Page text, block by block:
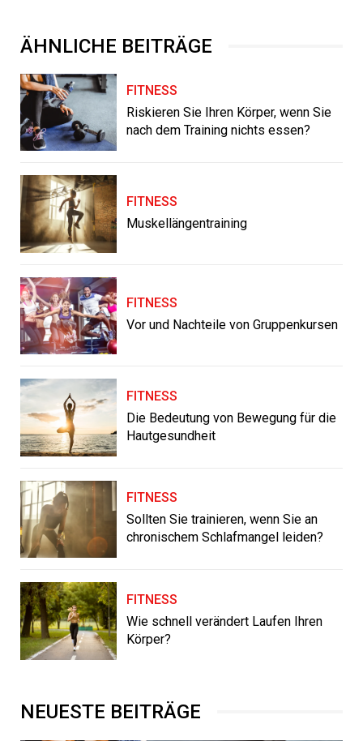
ÄHNLICHE BEITRÄGE
FITNESS
Riskieren Sie Ihren Körper, wenn Sie
nach dem Training nichts essen?
FITNESS
Muskellängentraining
FITNESS
Vor und Nachteile von Gruppenkursen
FITNESS
Die Bedeutung von Bewegung für die
Hautgesundheit
FITNESS
Sollten Sie trainieren, wenn Sie an
chronischem Schlafmangel leiden?
FITNESS
Wie schnell verändert Laufen Ihren
Körper?
NEUESTE BEITRÄGE